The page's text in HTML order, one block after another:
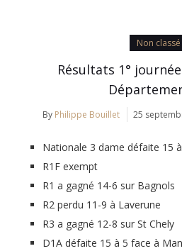
Non classé
Résultats 1°
By Philippe Bouillet 25
Nationale 3 dame défaite 15
R1F exempt
R1 a gagné 14-6 sur Bagnols
R2 perdu 11-9 à Laverune
R3 a gagné 12-8 sur St Chely
D1A défaite 15 à 5 face à